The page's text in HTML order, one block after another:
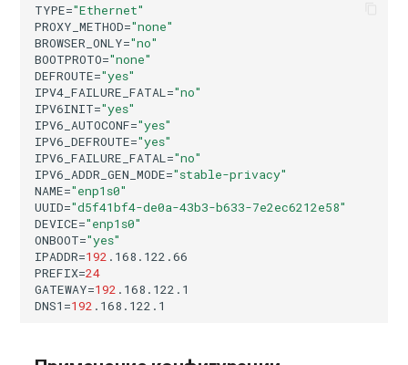
TYPE="Ethernet"
PROXY_METHOD="none"
BROWSER_ONLY="no"
BOOTPROTO="none"
DEFROUTE="yes"
IPV4_FAILURE_FATAL ="no"
IPV6INIT="yes"
IPV6_AUTOCONF="yes"
IPV6_DEFROUTE="yes"
IPV6_FAILURE_FATAL ="no"
IPV6_ADDR_GEN_MODE="stable-privacy"
NAME="enp1s0"
UUID="d5f41bf4-de0a-43b3-b633-7e2ec6212e58"
DEVICE="enp1s0"
ONBOOT="yes"
IPADDR=192
PREFIX=24
GATEWAY=192
DNS1 =192